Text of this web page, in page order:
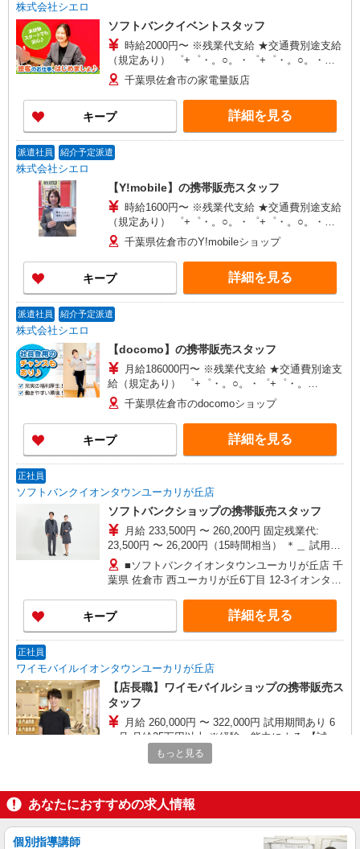
株式会社シエロ
ソフトバンクイベントスタッフ
時給2000円〜 ※残業代支給 ★交通費別途支給
（規定あり） ゜+゜・。○。・゜+゜・。○。・゜
+゜ 入社祝い金10万円支給(規定有) お友達を紹介
頂くと, インセンティブ支給(規定有) ★月2回払
い・週払い可能（規程有）★ ゜・。○。・゜
+゜・。○。・゜+゜
千葉県佐倉市の家電量販店
キープ 詳細を見る
派遣社員 紹介予定派遣
株式会社シエロ
【Y!mobile】の携帯販売スタッフ
時給1600円〜 ※残業代支給 ★交通費別途支給
（規定あり） ゜+゜・。○。・゜+゜・。○。・゜
+゜ 入社祝い金10万円支給(規定有) お友達を紹介
頂くと, インセンティブ支給(規定有) ★月2回払
い・週払い可能（規程有）★ ゜・。○。・゜
+゜・。○。・゜+゜
千葉県佐倉市のY!mobileショップ
キープ 詳細を見る
派遣社員 紹介予定派遣
株式会社シエロ
【docomo】の携帯販売スタッフ
月給186000円〜 ※残業代支給 ★交通費別途支
給（規定あり） ゜+゜・。○。・゜+゜・。
○。・゜+゜ 入社祝い金10万円支給(規定有) お友達
を紹介頂くと, インセンティブ支給(規定有) ゜・。
○。・゜+゜・。○。・゜+゜
千葉県佐倉市のdocomoショップ
キープ 詳細を見る
正社員
ソフトバンクイオンタウンユーカリが丘店
ソフトバンクショップの携帯販売スタッフ
月給 233,500円 〜 260,200円 固定残業代:
23,500円 〜 26,200円（15時間相当） ＊＿ 試用期
間あり 6ヶ月 月給25万円以上 ※経験・能力による
【試用期間】月給 233500 円 〜 260200 円
■ソフトバンクイオンタウンユーカリが丘店 千
葉県 佐倉市 西ユーカリが丘6丁目 12‐3イオンタウ
キープ 詳細を見る
正社員
ワイモバイルイオンタウンユーカリが丘店
【店長職】ワイモバイルショップの携帯販売ス
タッフ
月給 260,000円 〜 322,000円 試用期間あり 6
ヶ月 月給25万円以上 ※経験・能力による 【試用
期間】月給 260000 円 〜 322000 円
■ワイモバイルイオンタウンユーカリが丘店 千
キープ
契約社員
もっと見る
あなたにおすすめの求人情報
個別指導講師